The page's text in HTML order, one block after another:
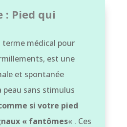
: Pied qui
terme médical pour
est une
et spontanée
peau sans stimulus
si votre pied
« fantômes« . Ces